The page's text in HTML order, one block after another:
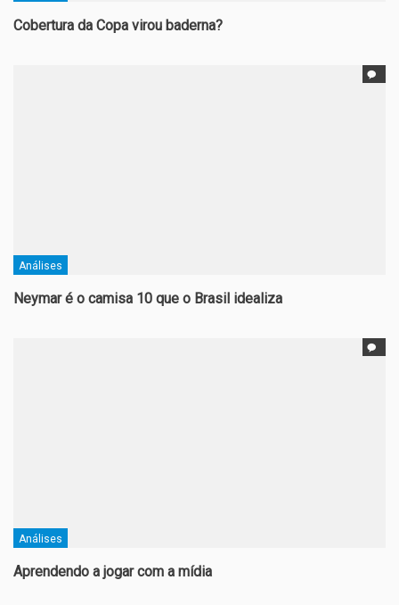
Cobertura da Copa virou baderna?
Análises
Neymar é o camisa 10 que o Brasil idealiza
Análises
Aprendendo a jogar com a mídia